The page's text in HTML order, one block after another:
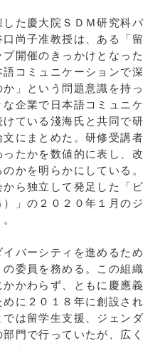
た慶大院ＳＤＭ研究科パ
尚子准教授は、ある「留
開催のきっかけとなった
コミュニケーションで深
」という問題意識を持っ
企業で日本語コミュニケ
ている淺海氏と共同で研
にまとめた。研修受講者
たかを数値的に表し、改
かを明らかにしている。
ら独立して発足した「ビ
」の２０２０年１月のジ
バーシティを進めるため
委員を務める。この組織
かわらず、ともに慶應義
に２０１８年に創設され
は留学生支援、ジェンダ
門で行っていたが、広く